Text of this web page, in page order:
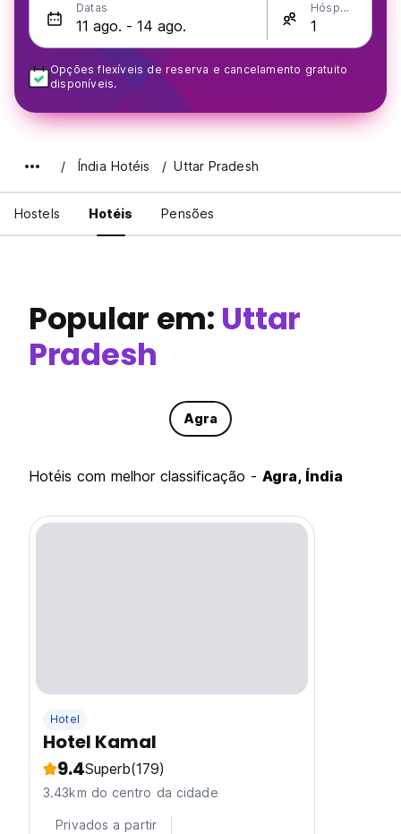
Datas Hóspedes
Opções flexíveis de reserva e cancelamento gratuito
disponíveis.
Índia Hotéis Uttar Pradesh
Hostels Hotéis Pensões
Popular em: Uttar
Pradesh
Agra
hotéis com melhor classificação - Agra, Índia
Hotel
Hotel Kamal
9.4Superb(179)
3.43km do centro da cidade
Privados a partir